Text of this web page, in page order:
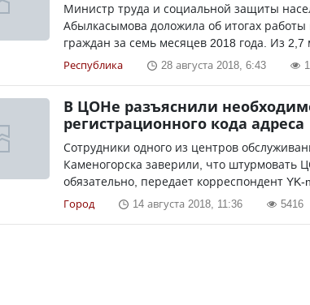
Министр труда и социальной защиты
Абылкасымова доложила об итогах работы
граждан за семь месяцев 2018 года. Из 2,7
Республика 28 августа 2018, 6:43
В ЦОНе разъяснили
регистрационного кода адреса
Сотрудники одного из центров
Каменогорска заверили, что штурмовать
обязательно, передает корреспондент YK-
Город 14 августа 2018, 11:36 5416